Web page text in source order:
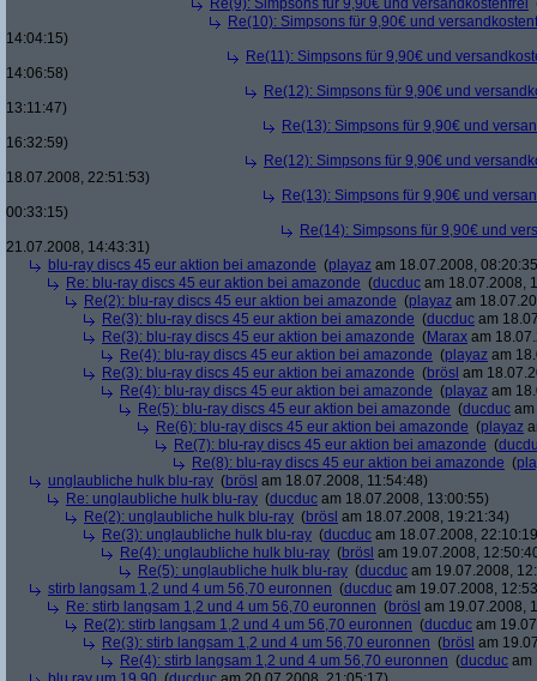
Re(9): Simpsons für 9,90€ und versandkostenfrei
Re(10): Simpsons für 9,90€ und
14:04:15)
Re(11): Simpsons für 9,90€ und
14:06:58)
Re(12): Simpsons für 9,90€ und
13:11:47)
Re(13): Simpsons für 9,90€ und
16:32:59)
Re(12): Simpsons für 9,90€ und
18.07.2008, 22:51:53)
Re(13): Simpsons für 9,90€ und
00:33:15)
Re(14): Simpsons für 9,90€ und
21.07.2008, 14:43:31)
blu-ray discs 45 eur aktion bei amazonde (playaz am 18.07.2008,
Re: blu-ray discs 45 eur aktion bei amazonde (ducduc am 18.07.2008,
Re(2): blu-ray discs 45 eur aktion bei amazonde (playaz am
Re(3): blu-ray discs 45 eur aktion bei amazonde (ducduc am
Re(3): blu-ray discs 45 eur aktion bei amazonde (Marax am
Re(4): blu-ray discs 45 eur aktion bei amazonde (playaz am
Re(3): blu-ray discs 45 eur aktion bei amazonde (brösl am
Re(4): blu-ray discs 45 eur aktion bei amazonde (playaz am
Re(5): blu-ray discs 45 eur aktion bei amazonde (ducduc
Re(6): blu-ray discs 45 eur aktion bei amazonde (playaz
Re(7): blu-ray discs 45 eur aktion bei amazonde (
Re(8): blu-ray discs 45 eur aktion bei amazonde (
unglaubliche hulk blu-ray (brösl am 18.07.2008, 11:54:48)
Re: unglaubliche hulk blu-ray (ducduc am 18.07.2008, 13:00:55)
Re(2): unglaubliche hulk blu-ray (brösl am 18.07.2008, 19:21:34)
Re(3): unglaubliche hulk blu-ray (ducduc am 18.07.2008,
Re(4): unglaubliche hulk blu-ray (brösl am 19.07.2008,
Re(5): unglaubliche hulk blu-ray (ducduc am 19.07.2008,
stirb langsam 1,2 und 4 um 56,70 euronnen (ducduc am 19.07.2008,
Re: stirb langsam 1,2 und 4 um 56,70 euronnen (brösl am 19.07.2008,
Re(2): stirb langsam 1,2 und 4 um 56,70 euronnen (ducduc am
Re(3): stirb langsam 1,2 und 4 um 56,70 euronnen (brösl am
Re(4): stirb langsam 1,2 und 4 um 56,70 euronnen (ducduc am